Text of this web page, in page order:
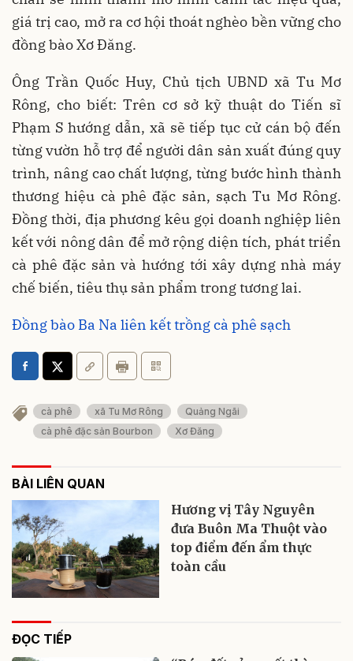
giá trị cao, mở ra cơ hội thoát nghèo bền vững cho
đồng bào Xơ Đăng.
Ông Trần Quốc Huy, Chủ tịch UBND xã Tu Mơ
Rông, cho biết: Trên cơ sở kỹ thuật do Tiến sĩ
Phạm S hướng dẫn, xã sẽ tiếp tục cử cán bộ đến
từng vườn hỗ trợ để người dân sản xuất đúng quy
trình, nâng cao chất lượng, từng bước hình thành
thương hiệu cà phê đặc sản, sạch Tu Mơ Rông.
Đồng thời, địa phương kêu gọi doanh nghiệp liên
kết với nông dân để mở rộng diện tích, phát triển
cà phê đặc sản và hướng tới xây dựng nhà máy
chế biến, tiêu thụ sản phẩm trong tương lai.
Đồng bào Ba Na liên kết trồng cà phê sạch
cà phê xã Tu Mơ Rông
Quảng Ngãi
cà phê đặc sản Bourbon
Xơ Đăng
BÀI LIÊN QUAN
Hương vị Tây Nguyên
đưa Buôn Ma Thuột vào
top điểm đến ẩm thực
toàn cầu
ĐỌC TIẾP